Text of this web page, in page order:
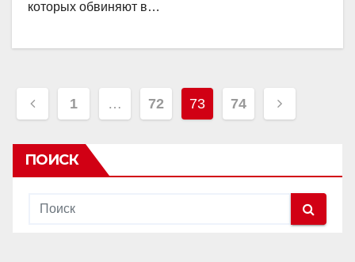
которых обвиняют в…
Пагинация
записей
1 … 72 73 74
ПОИСК